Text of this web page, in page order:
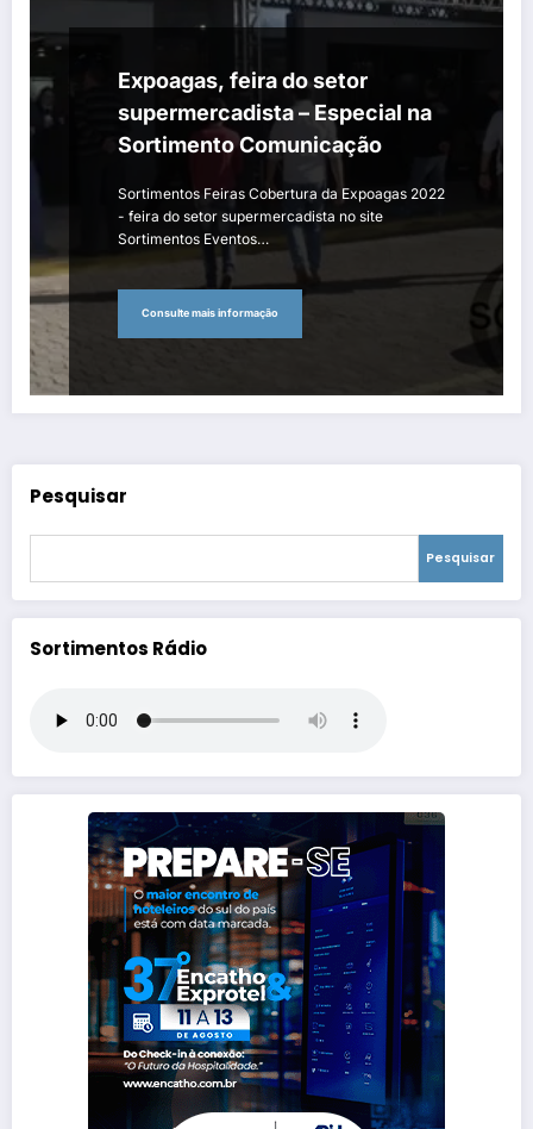
Expoagas, feira do setor
supermercadista – Especial na
Sortimento Comunicação
Sortimentos Feiras Cobertura da Expoagas 2022
- feira do setor supermercadista no site
Sortimentos Eventos…
Consulte mais informação
Pesquisar
Pesquisar
Sortimentos Rádio